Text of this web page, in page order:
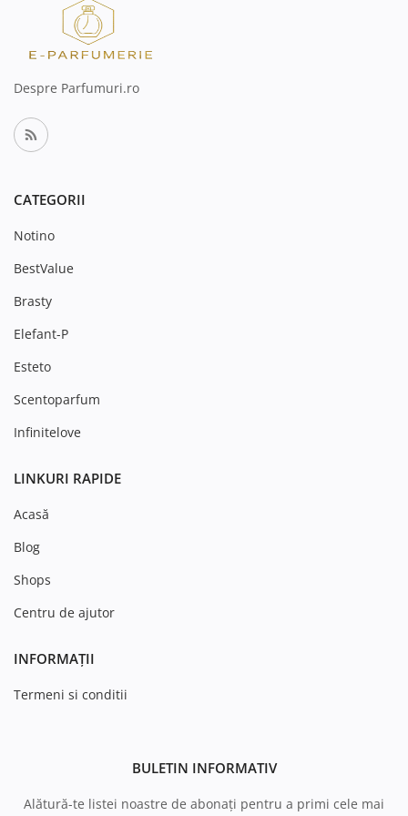
Despre Parfumuri.ro
CATEGORII
Notino
BestValue
Brasty
Elefant-P
Esteto
Scentoparfum
Infinitelove
LINKURI RAPIDE
Acasă
Blog
Shops
Centru de ajutor
INFORMAȚII
Termeni si conditii
BULETIN INFORMATIV
Alătură-te listei noastre de abonați pentru a primi cele mai